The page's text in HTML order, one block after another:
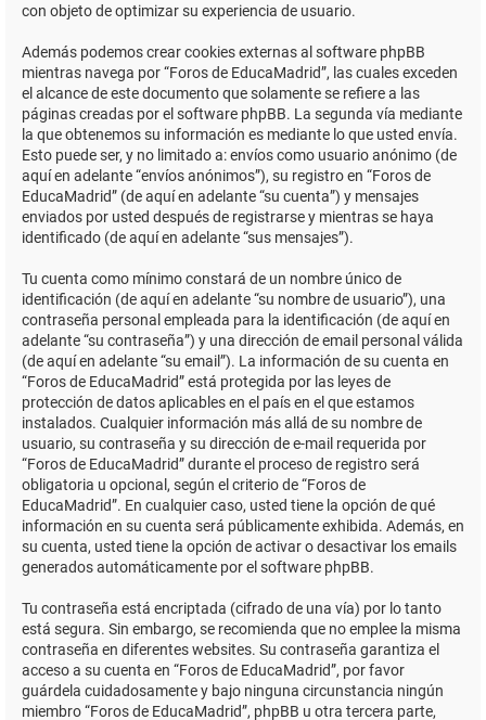
con objeto de optimizar su experiencia de usuario.
Además podemos crear cookies externas al software phpBB
mientras navega por “Foros de EducaMadrid”, las cuales exceden
el alcance de este documento que solamente se refiere a las
páginas creadas por el software phpBB. La segunda vía mediante
la que obtenemos su información es mediante lo que usted envía.
Esto puede ser, y no limitado a: envíos como usuario anónimo (de
aquí en adelante “envíos anónimos”), su registro en “Foros de
EducaMadrid” (de aquí en adelante “su cuenta”) y mensajes
enviados por usted después de registrarse y mientras se haya
identificado (de aquí en adelante “sus mensajes”).
Tu cuenta como mínimo constará de un nombre único de
identificación (de aquí en adelante “su nombre de usuario”), una
contraseña personal empleada para la identificación (de aquí en
adelante “su contraseña”) y una dirección de email personal válida
(de aquí en adelante “su email”). La información de su cuenta en
“Foros de EducaMadrid” está protegida por las leyes de
protección de datos aplicables en el país en el que estamos
instalados. Cualquier información más allá de su nombre de
usuario, su contraseña y su dirección de e-mail requerida por
“Foros de EducaMadrid” durante el proceso de registro será
obligatoria u opcional, según el criterio de “Foros de
EducaMadrid”. En cualquier caso, usted tiene la opción de qué
información en su cuenta será públicamente exhibida. Además, en
su cuenta, usted tiene la opción de activar o desactivar los emails
generados automáticamente por el software phpBB.
Tu contraseña está encriptada (cifrado de una vía) por lo tanto
está segura. Sin embargo, se recomienda que no emplee la misma
contraseña en diferentes websites. Su contraseña garantiza el
acceso a su cuenta en “Foros de EducaMadrid”, por favor
guárdela cuidadosamente y bajo ninguna circunstancia ningún
miembro “Foros de EducaMadrid”, phpBB u otra tercera parte,